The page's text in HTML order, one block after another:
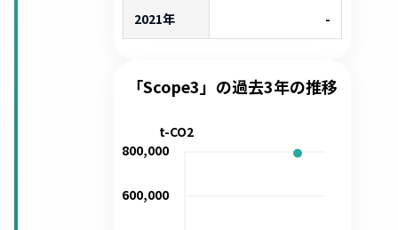
2021年 -
「Scope3」の過去3年の推移
600,000
800,000
t-CO2